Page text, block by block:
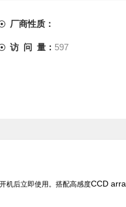
厂商性质：
访 问 量： 597
机后立即使用。搭配高感度CCD